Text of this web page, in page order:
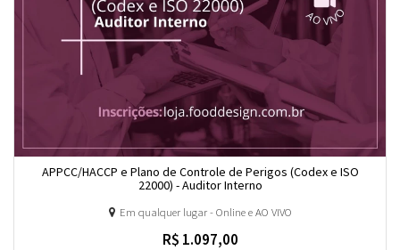
APPCC/HACCP e Plano de Controle de Perigos (Codex e ISO
22000) - Auditor Interno
Em qualquer lugar - Online e AO VIVO
R$ 1.097,00